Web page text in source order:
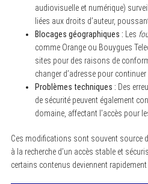
audiovisuelle et numérique)
liées aux droits d’auteur,
Blocages géographiques : Les
comme Orange ou Bouygues
sites pour des raisons de
changer d’adresse pour
Problèmes techniques : Des
de sécurité peuvent également
domaine, affectant l’accès pour
Ces modifications sont souvent source
à la recherche d’un accès stable et
certains contenus deviennent rapidement